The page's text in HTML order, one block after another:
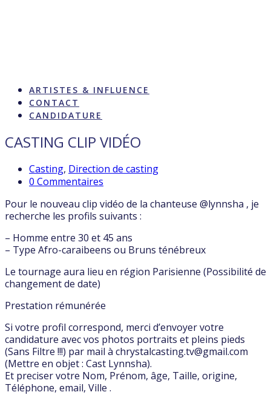
ARTISTES & INFLUENCE
CONTACT
CANDIDATURE
CASTING CLIP VIDÉO
Casting, Direction de casting
0 Commentaires
Pour le nouveau clip vidéo de la chanteuse @lynnsha , je
recherche les profils suivants :
– Homme entre 30 et 45 ans
– Type Afro-caraibeens ou Bruns ténébreux
Le tournage aura lieu en région Parisienne (Possibilité de
changement de date)
Prestation rémunérée
Si votre profil correspond, merci d’envoyer votre
candidature avec vos photos portraits et pleins pieds
(Sans Filtre !!!) par mail à chrystalcasting.tv@gmail.com
(Mettre en objet : Cast Lynnsha).
Et preciser votre Nom, Prénom, âge, Taille, origine,
Téléphone, email, Ville .